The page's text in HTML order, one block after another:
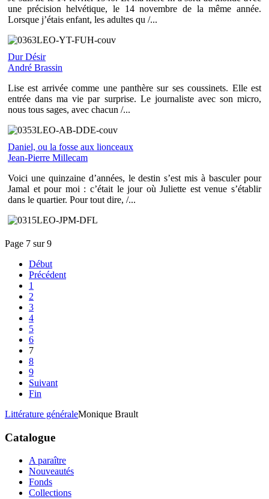
une précision helvétique, le 14 novembre de la même année.
Lorsque j’étais enfant, les adultes qu /...
Dur Désir
André Brassin
Lise est arrivée comme une panthère sur ses coussinets. Elle est
entrée dans ma vie par surprise. Le journaliste avec son micro,
nous tous sages, avec chacun /...
Daniel, ou la fosse aux lionceaux
Jean-Pierre Millecam
Voici une quinzaine d’années, le destin s’est mis à basculer pour
Jamal et pour moi : c’était le jour où Juliette est venue s’établir
dans le quartier. Pour tout dire, /...
Page 7 sur 9
Début
Précédent
1
2
3
4
5
6
7
8
9
Suivant
Fin
Littérature généraleMonique Brault
Catalogue
A paraître
Nouveautés
Fonds
Collections